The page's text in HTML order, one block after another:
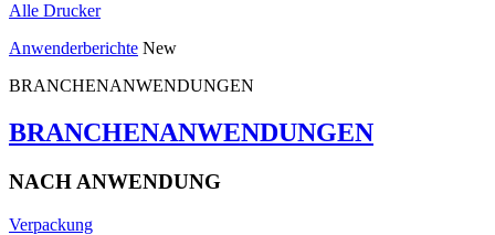
Alle Drucker
Anwenderberichte New
BRANCHENANWENDUNGEN
BRANCHENANWENDUNGEN
NACH ANWENDUNG
Verpackung